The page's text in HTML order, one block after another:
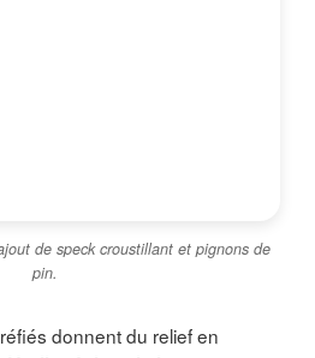
de speck croustillant et pignons de
pin.
donnent du relief en